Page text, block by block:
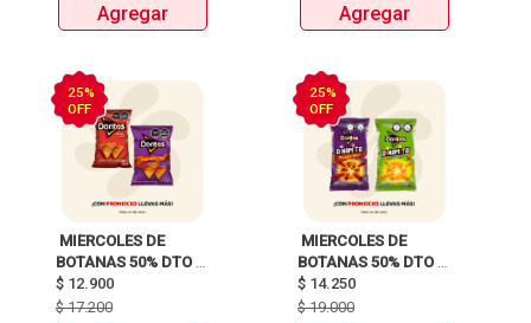
Agregar Agregar
25%
OFF
MIERCOLES DE
BOTANAS 50% DTO
$ 12.900
$17.200
25%
OFF
MIERCOLES DE
BOTANAS 50% DTO
$ 14.250
$19.000